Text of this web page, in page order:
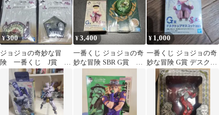
¥300
ジョジョの奇妙な冒
険 一番くじ J賞 L
¥3,400
一番くじ ジョジョの奇
妙な冒険 SBR G賞 F
¥ 1,000
一番くじ ジョジョの奇
妙な冒険 G賞 デスクト
ップマスコット